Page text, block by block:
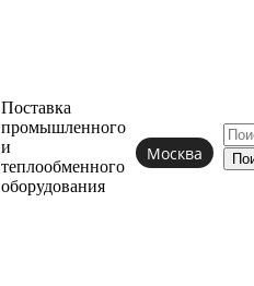
Поставка
промышленного
и
теплообменного
оборудования
Москва